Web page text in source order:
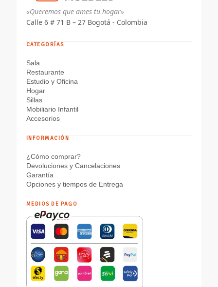
«Queremos que ames tu hogar»
Calle 6 # 71 B – 27 Bogotá - Colombia
CATEGORÍAS
Sala
Restaurante
Estudio y Oficina
Hogar
Sillas
Mobiliario Infantil
Accesorios
INFORMACIÓN
¿Cómo comprar?
Devoluciones y Cancelaciones
Garantía
Opciones y tiempos de Entrega
MEDIOS DE PAGO